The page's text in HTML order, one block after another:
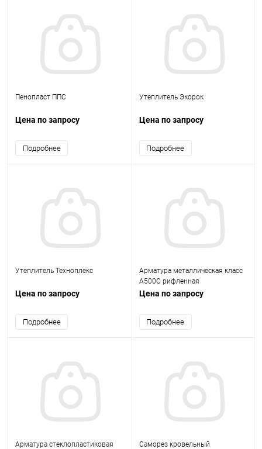
Пенопласт ППС
Цена по запросу
Подробнее
Утеплитель Экорок
Цена по запросу
Подробнее
Утеплитель Техноплекс
Цена по запросу
Подробнее
Арматура металлическая класс
А500С рифленная
Цена по запросу
Подробнее
Арматура стеклопластиковая
Саморез кровельный